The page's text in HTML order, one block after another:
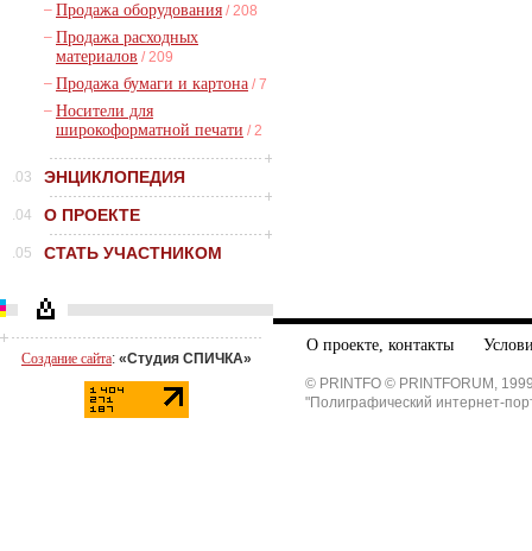
– Продажа оборудования / 208
– Продажа расходных
материалов / 209
– Продажа бумаги и картона / 7
– Носители для
широкоформатной печати / 2
.03 ЭНЦИКЛОПЕДИЯ
.04 О ПРОЕКТЕ
.05 СТАТЬ УЧАСТНИКОМ
Создание сайта: «Студия СПИЧКА»
О проекте, контакты
© PRINTFO © PRINTFORUM,
"Полиграфический интернет-